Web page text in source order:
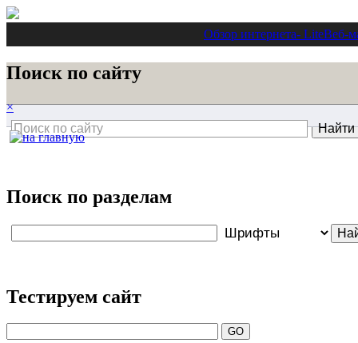
Обзор интернета- LiteВеб-
Поиск по сайту
×
Поиск по разделам
Тестируем сайт